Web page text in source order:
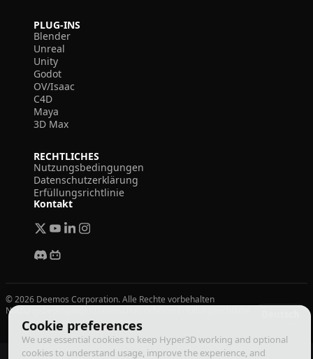
Cookie preferences
We use essential cookies to keep Hyper3D working and optional
cookies to understand usage, improve the experience, and
PLUG-INS
Blender
Unreal
Unity
Godot
OV/Isaac
C4D
Maya
3D Max
RECHTLICHES
Nutzungsbedingungen
Datenschutzerklärung
Erfüllungsrichtlinie
Kontakt
© 2026 Deemos Corporation. Alle Rechte vorbehalten
Nutzungsbedingungen